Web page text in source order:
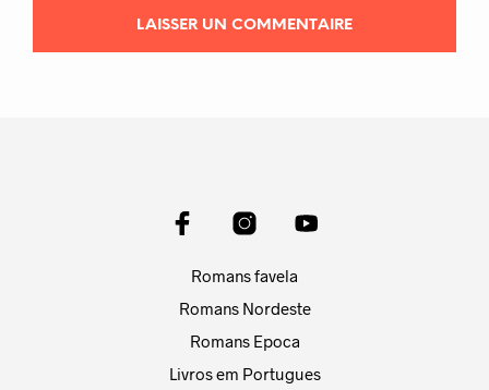
Romans favela
Romans Nordeste
Romans Epoca
Livros em Portugues